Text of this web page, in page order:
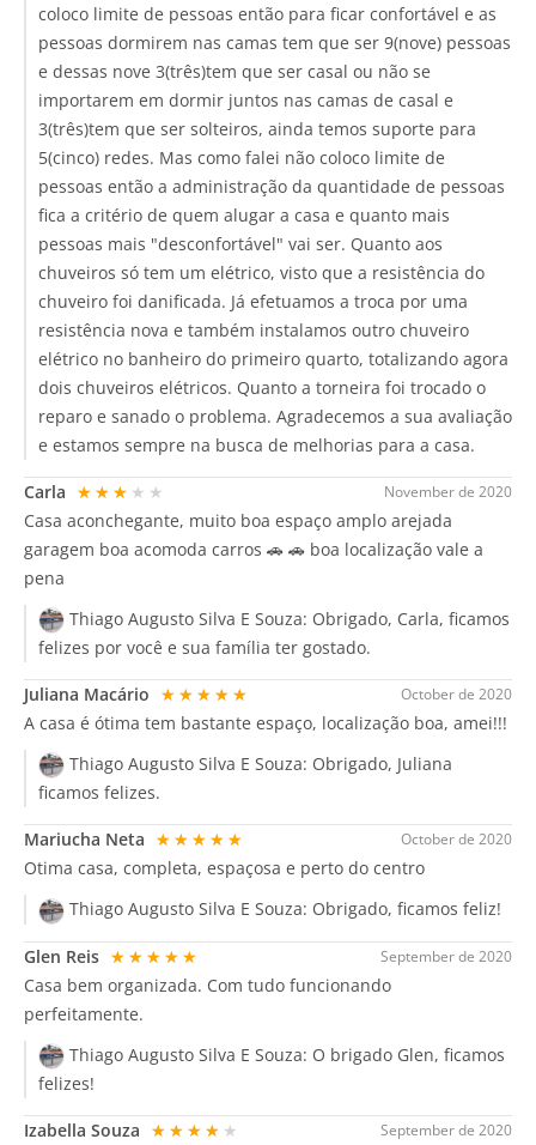
coloco limite de pessoas então para ficar confortável e as
pessoas dormirem nas camas tem que ser 9(nove) pessoas
e dessas nove 3(três)tem que ser casal ou não se
importarem em dormir juntos nas camas de casal e
3(três)tem que ser solteiros, ainda temos suporte para
5(cinco) redes. Mas como falei não coloco limite de
pessoas então a administração da quantidade de pessoas
fica a critério de quem alugar a casa e quanto mais
pessoas mais "desconfortável" vai ser. Quanto aos
chuveiros só tem um elétrico, visto que a resistência do
chuveiro foi danificada. Já efetuamos a troca por uma
resistência nova e também instalamos outro chuveiro
elétrico no banheiro do primeiro quarto, totalizando agora
dois chuveiros elétricos. Quanto a torneira foi trocado o
reparo e sanado o problema. Agradecemos a sua avaliação
e estamos sempre na busca de melhorias para a casa.
November de 2020
Carla ★★★★★
Casa aconchegante, muito boa espaço amplo arejada
garagem boa acomoda carros 🚗 🚗 boa localização vale a
pena
Thiago Augusto Silva E Souza: Obrigado, Carla, ficamos
felizes por você e sua família ter gostado.
October de 2020
Juliana Macário ★★★★★
A casa é ótima tem bastante espaço, localização boa, amei!!!
Thiago Augusto Silva E Souza: Obrigado, Juliana
ficamos felizes.
October de 2020
Mariucha Neta ★★★★★
Otima casa, completa, espaçosa e perto do centro
Thiago Augusto Silva E Souza: Obrigado, ficamos feliz!
September de 2020
Glen Reis ★★★★★
Casa bem organizada. Com tudo funcionando
perfeitamente.
Thiago Augusto Silva E Souza: O brigado Glen, ficamos
felizes!
September de 2020
Izabella Souza ★★★★★